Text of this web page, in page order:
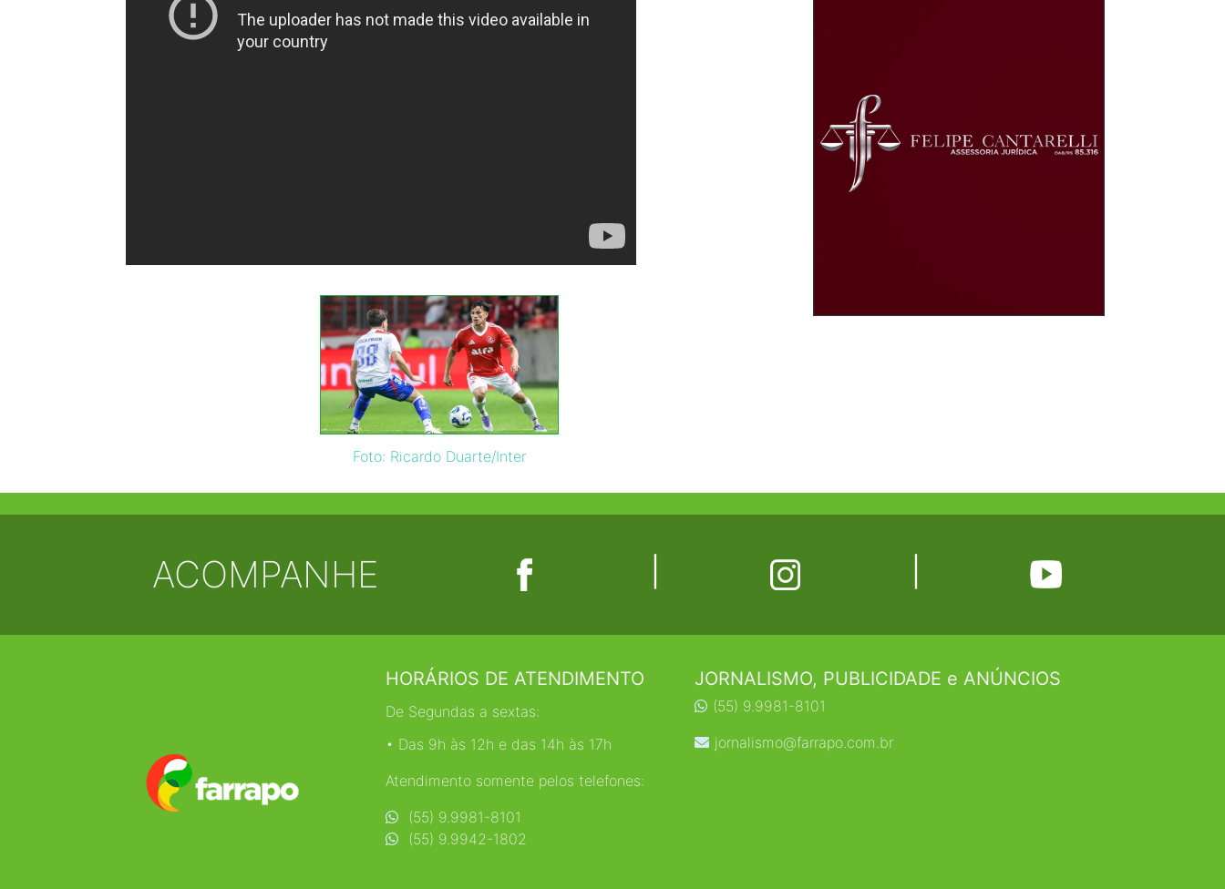
Foto: Ricardo Duarte/Inter
ACOMPANHE
HORÁRIOS DE ATENDIMENTO
De Segundas a sextas:
• Das 9h às 12h e das 14h às 17h
Atendimento somente pelos telefones:
(55) 9.9981-8101
(55) 9.9942-1802
JORNALISMO, PUBLICIDADE e ANÚNCIOS
(55) 9.9981-8101
jornalismo@farrapo.com.br